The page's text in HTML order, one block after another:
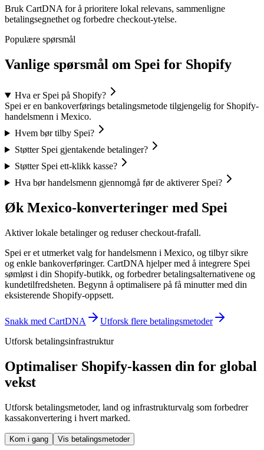
Bruk CartDNA for å prioritere lokal relevans, sammenligne
betalingsegnethet og forbedre checkout-ytelse.
Populære spørsmål
Vanlige spørsmål om Spei for Shopify
Hva er Spei på Shopify?
Spei er en bankoverførings betalingsmetode tilgjengelig for Shopify-
handelsmenn i Mexico.
Hvem bør tilby Spei?
Støtter Spei gjentakende betalinger?
Støtter Spei ett-klikk kasse?
Hva bør handelsmenn gjennomgå før de aktiverer Spei?
Øk Mexico-konverteringer med Spei
Aktiver lokale betalinger og reduser checkout-frafall.
Spei er et utmerket valg for handelsmenn i Mexico, og tilbyr sikre
og enkle bankoverføringer. CartDNA hjelper med å integrere Spei
sømløst i din Shopify-butikk, og forbedrer betalingsalternativene og
kundetilfredsheten. Begynn å optimalisere på få minutter med din
eksisterende Shopify-oppsett.
Snakk med CartDNA
Utforsk flere betalingsmetoder
Utforsk betalingsinfrastruktur
Optimaliser Shopify-kassen din for global
vekst
Utforsk betalingsmetoder, land og infrastrukturvalg som forbedrer
kassakonvertering i hvert marked.
Kom i gang Vis betalingsmetoder